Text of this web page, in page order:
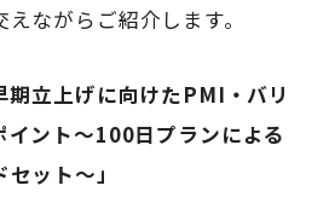
ながらご紹介します。
期立上げに向けたPMI・バリ
イント～100日プランによる
セット～ 」